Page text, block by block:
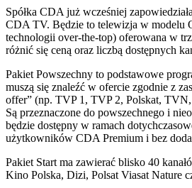
Spółka CDA już wcześniej
CDA TV. Będzie to telewizja w modelu
technologii over-the-top) oferowana w
różnić się ceną oraz liczbą dostępnych
Pakiet Powszechny to podstawowe
muszą się znaleźć w ofercie zgodnie z
offer” (np. TVP 1, TVP 2, Polskat,
Są przeznaczone do powszechnego i
będzie dostępny w ramach
użytkowników CDA Premium i bez
Pakiet Start ma zawierać blisko 40
Kino Polska, Dizi, Polsat Viasat Nature